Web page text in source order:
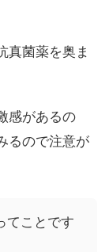
真菌薬を奥ま
感があるの
るので注意が
てことです